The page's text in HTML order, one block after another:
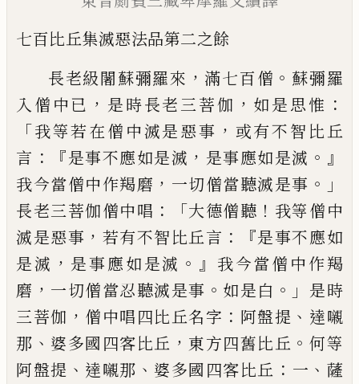
七百比丘集滅惡法品第二之餘
長老級闍蘇彌羅來 ， 滿七百僧 。 蘇彌羅
入僧 中已 ， 是時長老三菩伽 ， 如是思惟 ：
「我等若在僧中滅是惡事 ， 或有不智比丘
言 ：『是事不應如是滅 ， 是事應如是滅 。』
我今當僧中作羯磨 ， 一切僧當聽滅是事 。」
長老三菩伽僧中唱 ： 「大德僧聽 ！ 我等僧中
滅是惡事 ， 若有不智比丘言 ：『是事不應如
是滅 ， 是事應如是滅 。』 我今當僧中作羯
磨 ， 一切僧當忍聽滅是事 。 如是白 。」 是時
三菩伽 ， 僧中唱四比丘名字 ： 阿盤提 、 達嚫
那 、 婆多國四客比丘 ， 東方四舊比丘 。何等
阿盤提 、 達嚫那 、 婆多國四客比丘 ： 一 、 薩